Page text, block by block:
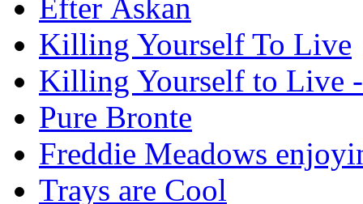
Efter Åskan
Killing Yourself To Live
Killing Yourself to Live -
Pure Bronte
Freddie Meadows
Trays are Cool